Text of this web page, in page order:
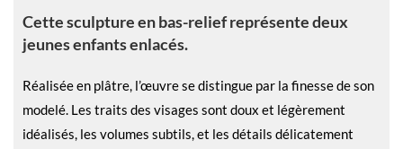
Cette sculpture en bas-relief représente deux
jeunes enfants enlacés.
Réalisée en plâtre, l’œuvre se distingue par la finesse de son
modelé. Les traits des visages sont doux et légèrement
idéalisés, les volumes subtils, et les détails délicatement